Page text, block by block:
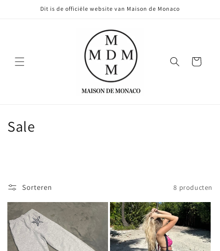
Dit is de officiële website van Maison de Monaco
Winkelwagen
C
l
e
c
t
Sale
Sorteren 8 producten